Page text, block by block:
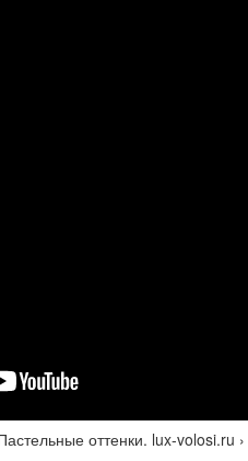
оттенки. lux-